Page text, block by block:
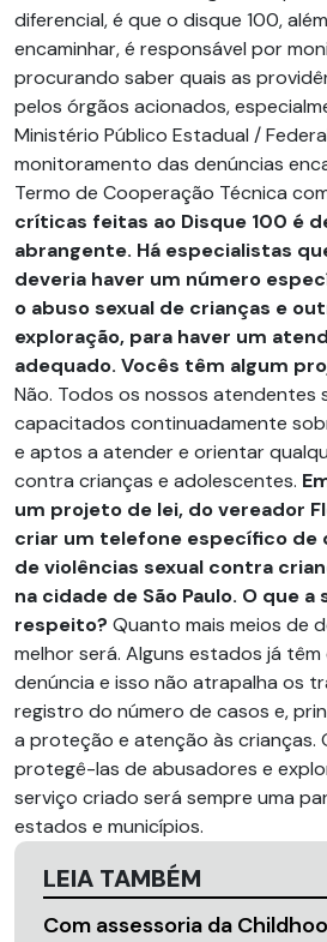
diferencial, é que o disque 100,
encaminhar, é responsável por
procurando saber quais as
pelos órgãos acionados,
Ministério Público Estadual /
monitoramento das denúncias
Termo de Cooperação Técnica
críticas feitas ao Disque 100 é
abrangente. Há especialistas
deveria haver um número
o abuso sexual de crianças e
exploração, para haver um
adequado. Vocês têm algum
Não. Todos os nossos atendentes
capacitados continuadamente
e aptos a atender e orientar
contra crianças e adolescentes.
um projeto de lei, do vereador
criar um telefone específico de
de violências sexual contra
na cidade de São Paulo. O que
respeito? Quanto mais meios de
melhor será. Alguns estados já
denúncia e isso não atrapalha os
registro do número de casos e,
a proteção e atenção às crianças.
protegê-las de abusadores e
serviço criado será sempre uma
estados e municípios.
LEIA TAMBÉM
Com assessoria da